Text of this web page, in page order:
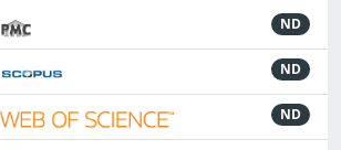
ND
ND
ND